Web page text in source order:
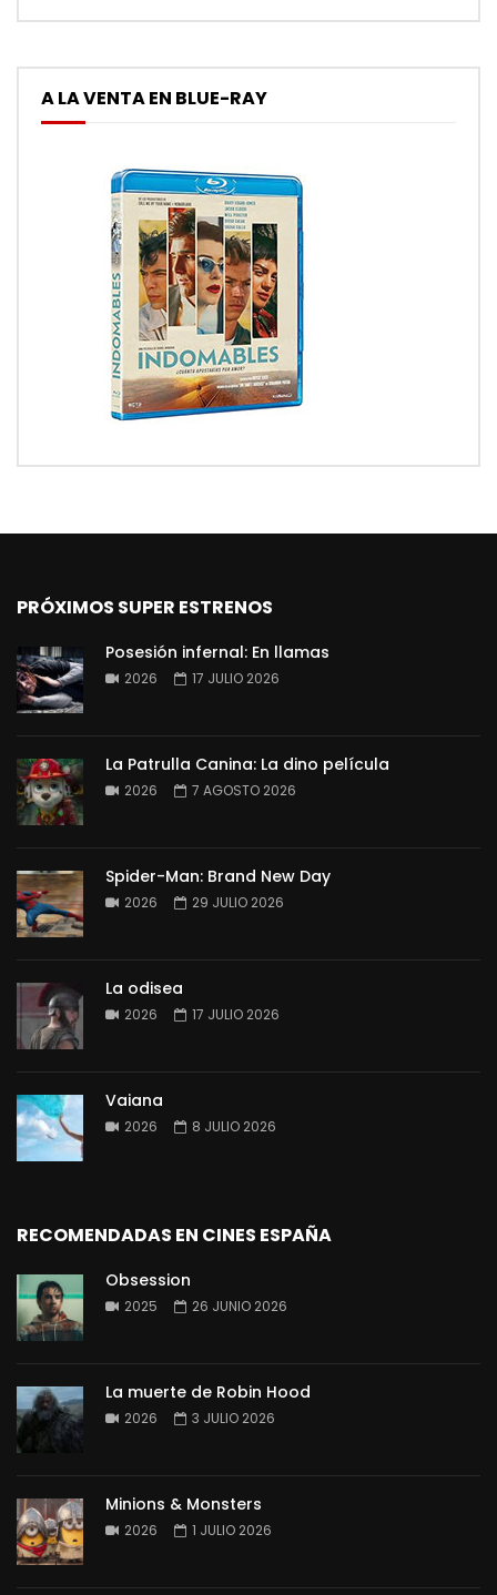
A LA VENTA EN BLUE-RAY
PRÓXIMOS SUPER ESTRENOS
Posesión infernal: En llamas
2026 17 JULIO 2026
La Patrulla Canina: La dino película
2026 7 AGOSTO 2026
Spider-Man: Brand New Day
2026 29 JULIO 2026
La odisea
2026 17 JULIO 2026
Vaiana
2026 8 JULIO 2026
RECOMENDADAS EN CINES ESPAÑA
Obsession
2025 26 JUNIO 2026
La muerte de Robin Hood
2026 3 JULIO 2026
Minions & Monsters
2026 1 JULIO 2026